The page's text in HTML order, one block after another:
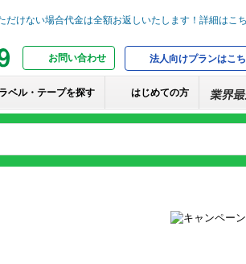
お問い合わせ 法人向けプランはこ
ラベル・テープを探す はじめての方